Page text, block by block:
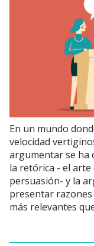
En un mundo
velocidad
argumentar se ha
la retórica - el arte
persuasión- y la
presentar
más relevantes